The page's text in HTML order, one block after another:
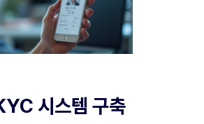
시스템 구축